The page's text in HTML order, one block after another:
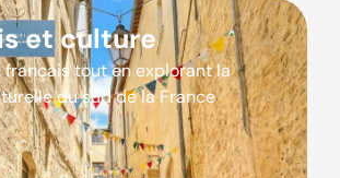
et culture
français tout en explorant la
du sud de la France